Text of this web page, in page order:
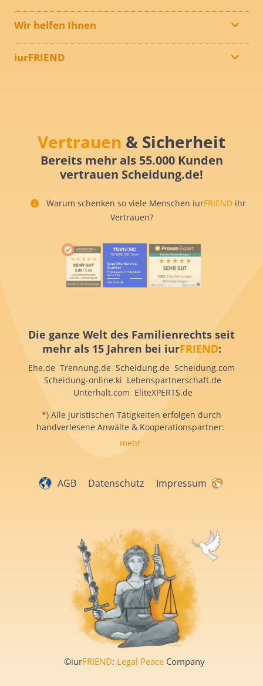
Wir helfen Ihnen
iurFRIEND
Vertrauen & Sicherheit
Bereits mehr als 55.000 Kunden
vertrauen Scheidung.de!
Warum schenken so viele Menschen iurFRIEND ihr
Vertrauen?
Die ganze Welt des Familienrechts seit
mehr als 15 Jahren bei iurFRIEND:
Ehe.de Trennung.de Scheidung.de Scheidung.com
Scheidung-online.ki Lebenspartnerschaft.de
Unterhalt.com EliteXPERTS.de
*) Alle juristischen Tätigkeiten erfolgen durch
handverlesene Anwälte & Kooperationspartner:
mehr
AGB Datenschutz Impressum
©iurFRIEND: Legal Peace Company